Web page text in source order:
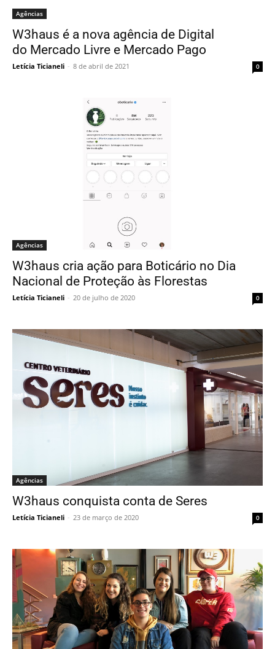
Agências
W3haus é a nova agência de Digital
do Mercado Livre e Mercado Pago
Letícia Ticianeli - 8 de abril de 2021 0
Agências
W3haus cria ação para Boticário no Dia
Nacional de Proteção às Florestas
Letícia Ticianeli - 20 de julho de 2020 0
Agências
W3haus conquista conta de Seres
Letícia Ticianeli - 23 de março de 2020 0